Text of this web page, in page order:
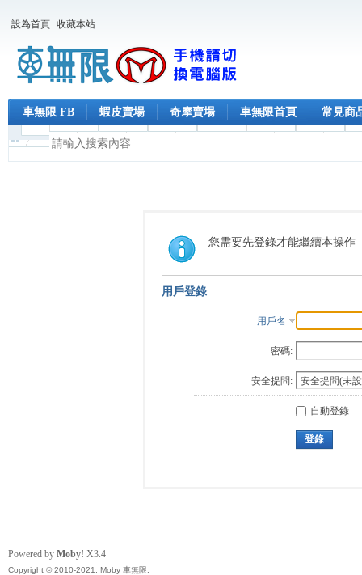
設為首頁 收藏本站
車無限 FB 蝦皮賣場 奇摩賣場 車無限首頁 常見商
您需要先登錄才能繼續本操作
用戶登錄
用戶名
密碼:
安全提問:
自動登錄
登錄
Powered by Moby! X3.4
Copyright © 2010-2021, Moby 車無限.